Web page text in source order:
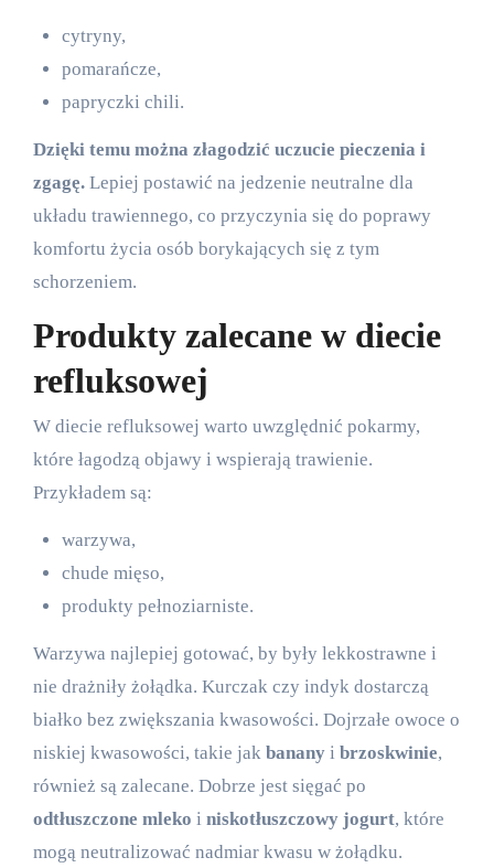
cytryny,
pomarańcze,
papryczki chili.
Dzięki temu można złagodzić uczucie pieczenia i
zgagę.Lepiej postawić na jedzenie neutralne dla
układu trawiennego, co przyczynia się do poprawy
komfortu życia osób borykających się z tym
schorzeniem.
Produkty zalecane w diecie
refluksowej
W diecie refluksowej warto uwzględnić pokarmy,
które łagodzą objawy i wspierają trawienie.
Przykładem są:
warzywa,
chude mięso,
produkty pełnoziarniste.
Warzywa najlepiej gotować, by były lekkostrawne i
nie drażniły żołądka. Kurczak czy indyk dostarczą
białko bez zwiększania kwasowości. Dojrzałe owoce o
niskiej kwasowości, takie jak bananyi brzoskwinie,
również są zalecane. Dobrze jest sięgać po
odtłuszczone mleko i niskotłuszczowy jogurt, które
mogą neutralizować nadmiar kwasu w żołądku.